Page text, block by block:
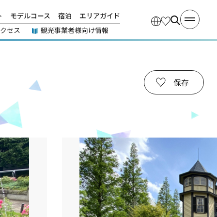
モデルコース 宿泊
エリアガイド
セス
観光事業者様向け情報
保存